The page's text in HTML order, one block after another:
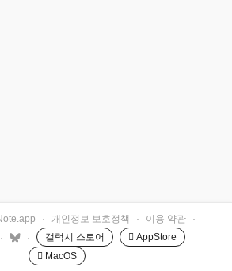
· 개인정보 보호정책 · 이용 약관
·
· · 갤럭시 스토어
 AppStore
 MacOS